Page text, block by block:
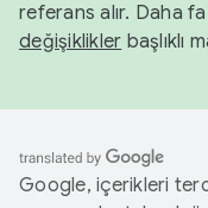
referans alır. Daha
değişiklikler başlıklı
Google, içerikleri